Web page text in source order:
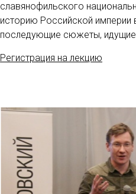
славянофильского
историю Российской империи
последующие сюжеты,
Регистрация на лекцию